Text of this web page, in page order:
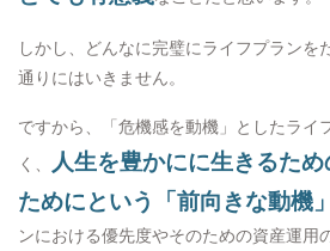
しかし、どんなに完璧にライフプランを
通りにはいきません。
ですから、「危機感を動機」としたライ
く、
人生を豊かにに生きるた
ためにという「前向きな動機」
ンにおける優先度やそのための資産運用